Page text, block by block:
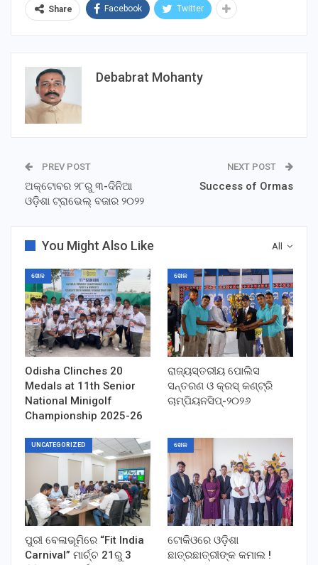
Share Facebook Twitter
Debabrat Mohanty
PREV POST
ଅକ୍ଟୋବର ୨୮ରୁ ୩-ଦିନିଆ
ଓଡ଼ିଶା ଟ୍ରାଭେଲ୍ ବଜାର ୨୦୨୨
NEXT POST
Success of Ormas
All
You Might Also Like
ଖେଳ
Odisha Clinches 20
Medals at 11th Senior
National Minigolf
Championship 2025-26
ଖେଳ
ରାଜ୍ୟସ୍ତରୀୟ ପୋଲିସ
ସନ୍ତରଣ ଓ କ୍ରସ୍ କଣ୍ଟ୍ରି
ଚାମ୍ପିୟନସିପ୍-୨୦୨୬
UNCATEGORIZED
ପୁରୀ ବେଳାଭୂମିରେ “Fit India
Carnival” ମାର୍ଚ୍ଚ 21ରୁ 3
ଖେଳ
ଟୋକିଓରେ ଓଡ଼ିଶା
ଛାତ୍ରଛାତ୍ରୀଙ୍କ କମାଲ !